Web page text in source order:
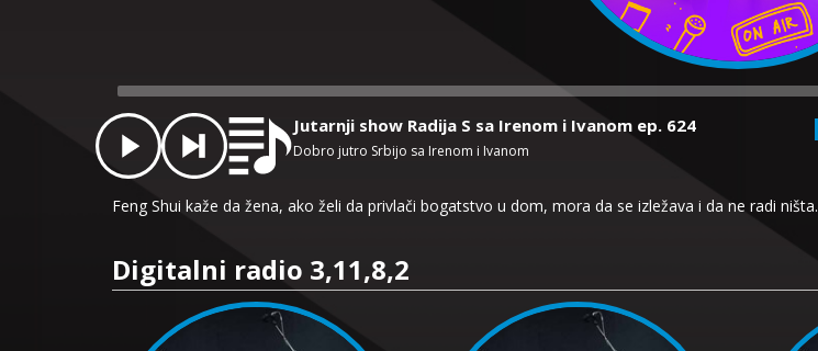
Player
Jutarnji show Radija S sa Irenom i Ivanom ep. 624
Dobro jutro Srbijo sa Irenom i Ivanom
Feng Shui kaže da žena, ako želi da privlači bogatstvo u dom, mora da se izležava i da ne radi ništa.
Digitalni radio 3,11,8,2